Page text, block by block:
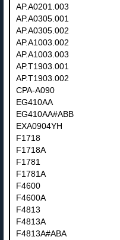
AP.A0201.003
AP.A0305.001
AP.A0305.002
AP.A1003.002
AP.A1003.003
AP.T1903.001
AP.T1903.002
CPA-A090
EG410AA
EG410AA#ABB
EXA0904YH
F1718
F1718A
F1781
F1781A
F4600
F4600A
F4813
F4813A
F4813A#ABA